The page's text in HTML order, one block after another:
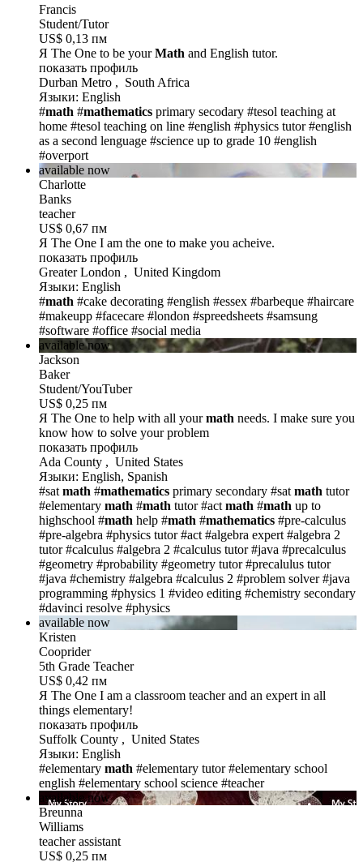
Francis
Student/Tutor
US$ 0,13 пм
Я The One to be yourMath and English tutor.
показать профиль
Durban Metro , South Africa
Языки: English
#math #mathematics primary secodary #tesol teaching at
home #tesol teaching on line #english #physics tutor #english
as a second lenguage #science up to grade 10 #english
#overport
available now
Charlotte
Banks
teacher
US$ 0,67 пм
Я The One I am the one to make you acheive.
показать профиль
Greater London , United Kingdom
Языки: English
#math #cake decorating #english #essex #barbeque #haircare
#makeupp #facecare #london #spreedsheets #samsung
#software #office #social media
available now
Jackson
Baker
Student/YouTuber
US$ 0,25 пм
Я The One to help with all yourmath needs. I make sure you
know how to solve your problem
показать профиль
Ada County , United States
Языки: English, Spanish
#sat math #mathematics primary secondary #sat math tutor
#elementary math #math tutor #act math #math up to
highschool #math help #math #mathematics #pre-calculus
#pre-algebra #physics tutor #act #algebra expert #algebra 2
tutor #calculus #algebra 2 #calculus tutor #java #precalculus
#geometry #probability #geometry tutor #precalulus tutor
#java #chemistry #algebra #calculus 2 #problem solver #java
programming #physics 1 #video editing #chemistry secondary
#davinci resolve #physics
available now
Kristen
Cooprider
5th Grade Teacher
US$ 0,42 пм
Я The One I am a classroom teacher and an expert in all
things elementary!
показать профиль
Suffolk County , United States
Языки: English
#elementary math #elementary tutor #elementary school
english #elementary school science #teacher
available now
Breunna
Williams
teacher assistant
US$ 0,25 пм